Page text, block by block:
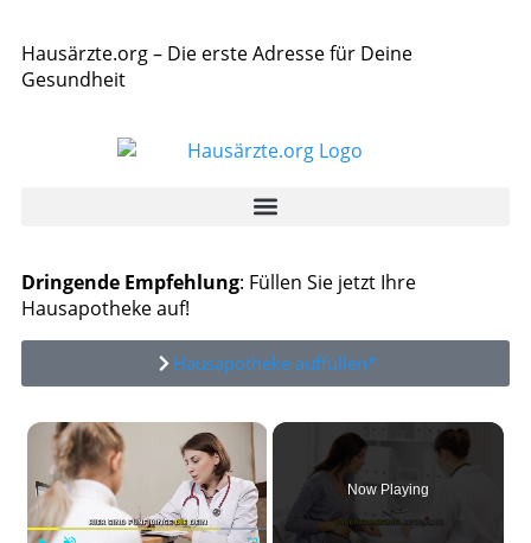
Hausärzte.org – Die erste Adresse für Deine
Gesundheit
Dringende Empfehlung: Füllen Sie jetzt Ihre
Hausapotheke auf!
Hausapotheke auffüllen*
×
Now Playing